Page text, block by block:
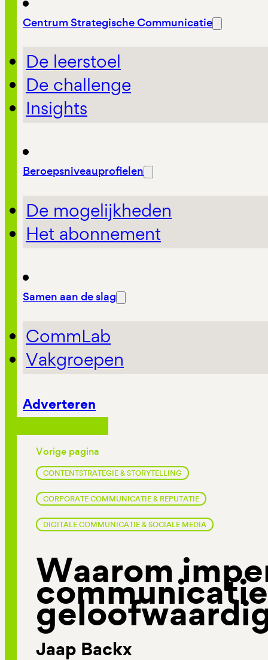
Centrum Strategische Communicatie
De leerstoel
De challenge
Insights
Beroepsniveauprofielen
De mogelijkheden
Het abonnement
Samen aan de slag
CommLab
Vakgroepen
Adverteren
Vorige pagina
CONTENTSTRATEGIE & STORYTELLING
CORPORATE COMMUNICATIE & REPUTATIE
DIGITALE COMMUNICATIE & SOCIALE MEDIA
Waarom
communicatie
Jaap Backx